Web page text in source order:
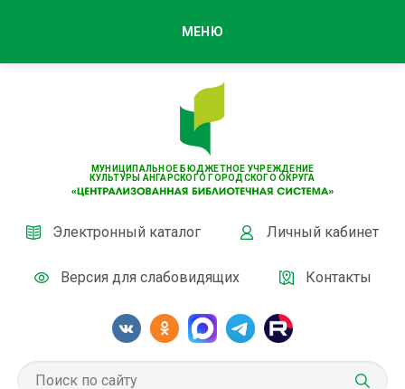
МУНИЦИПАЛЬНОЕ БЮДЖЕТНОЕ УЧРЕЖДЕНИЕ
КУЛЬТУРЫ АНГАРСКОГО ГОРОДСКОГО ОКРУГА
Электронный каталог Личный кабинет
Версия для слабовидящих Контакты
МЕНЮ